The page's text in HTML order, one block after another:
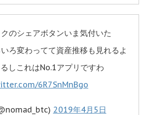
のシェアボタンいま気付いた
ろ変わってて資産推移も見れるよ
しこれはNo.1アプリですわ
6R7SnMnBgo
2019年4月5日